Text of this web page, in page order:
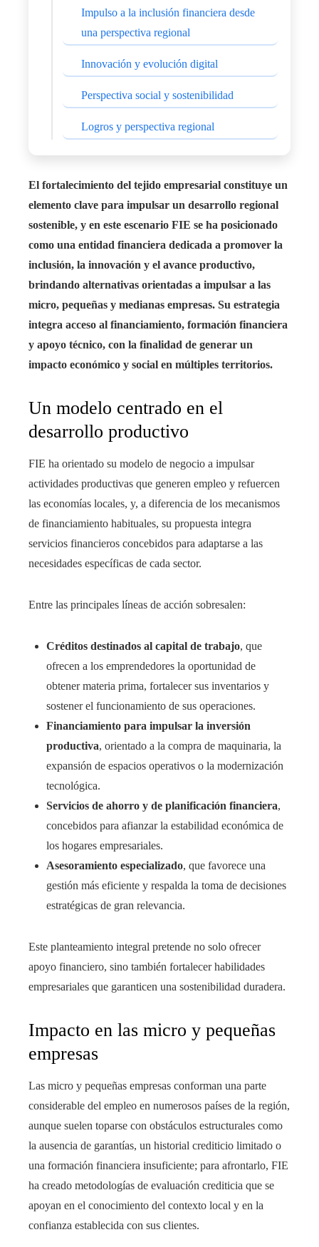
Impulso a la inclusión financiera desde
una perspectiva regional
Innovación y evolución digital
Perspectiva social y sostenibilidad
Logros y perspectiva regional
El fortalecimiento del tejido empresarial constituye un
elemento clave para impulsar un desarrollo regional
sostenible, y en este escenario FIE se ha posicionado
como una entidad financiera dedicada a promover la
inclusión, la innovación y el avance productivo,
brindando alternativas orientadas a impulsar a las
micro, pequeñas y medianas empresas. Su estrategia
integra acceso al financiamiento, formación financiera
y apoyo técnico, con la finalidad de generar un
impacto económico y social en múltiples territorios.
Un modelo centrado en el
desarrollo productivo
FIE ha orientado su modelo de negocio a impulsar
actividades productivas que generen empleo y refuercen
las economías locales, y, a diferencia de los mecanismos
de financiamiento habituales, su propuesta integra
servicios financieros concebidos para adaptarse a las
necesidades específicas de cada sector.
Entre las principales líneas de acción sobresalen:
Créditos destinados al capital de trabajo, que
ofrecen a los emprendedores la oportunidad de
obtener materia prima, fortalecer sus inventarios y
sostener el funcionamiento de sus operaciones.
Financiamiento para impulsar la inversión
productiva, orientado a la compra de maquinaria, la
expansión de espacios operativos o la modernización
tecnológica.
Servicios de ahorro y de planificación financiera,
concebidos para afianzar la estabilidad económica de
los hogares empresariales.
Asesoramiento especializado, que favorece una
gestión más eficiente y respalda la toma de decisiones
estratégicas de gran relevancia.
Este planteamiento integral pretende no solo ofrecer
apoyo financiero, sino también fortalecer habilidades
empresariales que garanticen una sostenibilidad duradera.
Impacto en las micro y pequeñas
empresas
Las micro y pequeñas empresas conforman una parte
considerable del empleo en numerosos países de la región,
aunque suelen toparse con obstáculos estructurales como
la ausencia de garantías, un historial crediticio limitado o
una formación financiera insuficiente; para afrontarlo, FIE
ha creado metodologías de evaluación crediticia que se
apoyan en el conocimiento del contexto local y en la
confianza establecida con sus clientes.